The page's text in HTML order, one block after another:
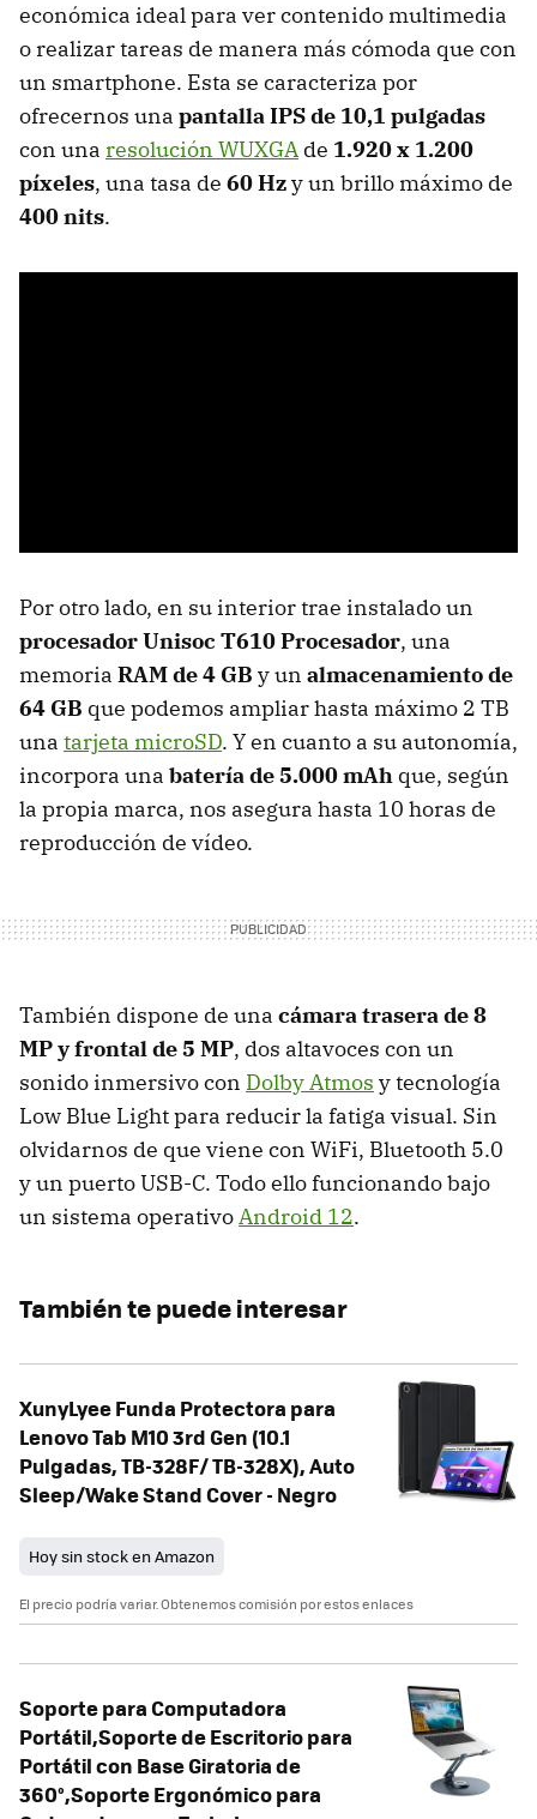
económica ideal para ver contenido multimedia
o realizar tareas de manera más cómoda que con
un smartphone. Esta se caracteriza por
ofrecernos una pantalla IPS de 10,1 pulgadas
con una resolución WUXGA de 1.920 x 1.200
píxeles, una tasa de 60 Hzy un brillo máximo de
400 nits.
Por otro lado, en su interior trae instalado un
procesador Unisoc T610 Procesador, una
memoria RAM de 4 GB y un almacenamiento de
64 GB que podemos ampliar hasta máximo 2 TB
una tarjeta microSD. Y en cuanto a su autonomía,
incorpora una batería de 5.000 mAh que, según
la propia marca, nos asegura hasta 10 horas de
reproducción de vídeo.
También dispone de una cámara trasera de 8
MP y frontal de 5 MP, dos altavoces con un
sonido inmersivo con Dolby Atmos y tecnología
Low Blue Light para reducir la fatiga visual. Sin
olvidarnos de que viene con WiFi, Bluetooth 5.0
y un puerto USB-C. Todo ello funcionando bajo
un sistema operativoAndroid 12.
También te puede interesar
XunyLyee Funda Protectora para
Lenovo Tab M10 3rd Gen (10.1
Pulgadas, TB-328F/ TB-328X), Auto
Sleep/Wake Stand Cover - Negro
Hoy sin stock en Amazon
El precio podría variar. Obtenemos comisión por estos enlaces
Soporte para Computadora
Portátil,Soporte de Escritorio para
Portátil con Base Giratoria de
360°,Soporte Ergonómico para